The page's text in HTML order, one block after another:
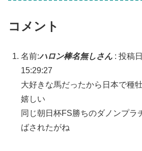
コメント
名前:ハロン棒名無しさん : 投稿
15:29:27
大好きな馬だったから日本で種
嬉しい
同じ朝日杯FS勝ちのダノンプラ
ばされたがね